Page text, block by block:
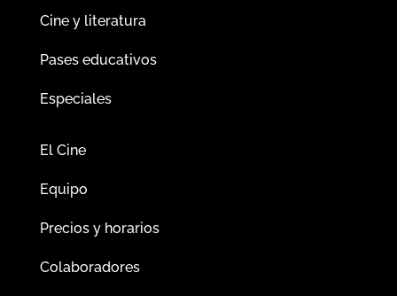
Cine y literatura
Pases educativos
Especiales
El Cine
Equipo
Precios y horarios
Colaboradores